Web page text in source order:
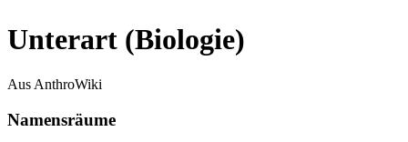
Unterart (Biologie)
Aus AnthroWiki
Namensräume